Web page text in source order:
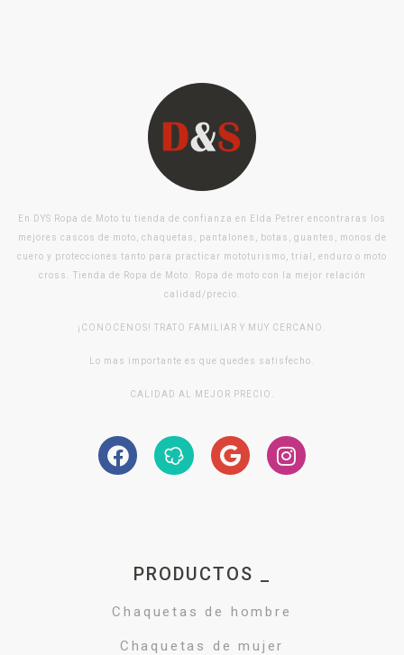
En DYS Ropa de Moto tu tienda de confianza en Elda Petrer encontraras los
mejores cascos de moto, chaquetas, pantalones, botas, guantes, monos de
cuero y protecciones tanto para practicar mototurismo, trial, enduro o moto
cross. Tienda de Ropa de Moto. Ropa de moto con la mejor relación
calidad/precio.
¡CONOCENOS! TRATO FAMILIAR Y MUY CERCANO.
Lo mas importante es que quedes satisfecho.
CALIDAD AL MEJOR PRECIO.
PRODUCTOS _
Chaquetas de hombre
Chaquetas de mujer